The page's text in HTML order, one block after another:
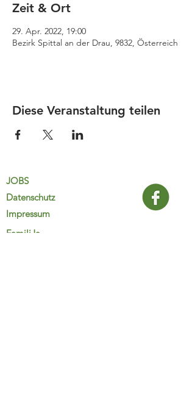
Zeit & Ort
29. Apr. 2022, 19:00
Bezirk Spittal an der Drau, 9832, Österreich
Diese Veranstaltung teilen
JOBS
Datenschutz
Impressum
FamiliJa